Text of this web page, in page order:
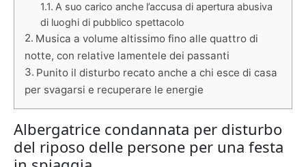
A suo carico anche l’accusa di apertura abusiva
di luoghi di pubblico spettacolo
Musica a volume altissimo fino alle quattro di
notte, con relative lamentele dei passanti
Punito il disturbo recato anche a chi esce di casa
per svagarsi e recuperare le energie
Albergatrice condannata per disturbo
del riposo delle persone per una festa